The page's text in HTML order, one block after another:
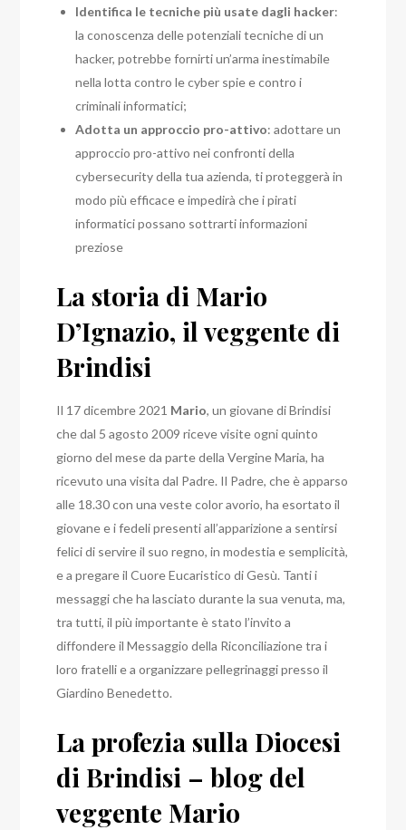
Identifica le tecniche più usate dagli hacker:
la conoscenza delle potenziali tecniche di un
hacker, potrebbe fornirti un’arma inestimabile
nella lotta contro le cyber spie e contro i
criminali informatici;
Adotta un approccio pro-attivo: adottare un
approccio pro-attivo nei confronti della
cybersecurity della tua azienda, ti proteggerà in
modo più efficace e impedirà che i pirati
informatici possano sottrarti informazioni
preziose
La storia di Mario
D’Ignazio, il veggente di
Brindisi
Il 17 dicembre 2021 Mario, un giovane di Brindisi
che dal 5 agosto 2009 riceve visite ogni quinto
giorno del mese da parte della Vergine Maria, ha
ricevuto una visita dal Padre. Il Padre, che è apparso
alle 18.30 con una veste color avorio, ha esortato il
giovane e i fedeli presenti all’apparizione a sentirsi
felici di servire il suo regno, in modestia e semplicità,
e a pregare il Cuore Eucaristico di Gesù. Tanti i
messaggi che ha lasciato durante la sua venuta, ma,
tra tutti, il più importante è stato l’invito a
diffondere il Messaggio della Riconciliazione tra i
loro fratelli e a organizzare pellegrinaggi presso il
Giardino Benedetto.
La profezia sulla Diocesi
di Brindisi – blog del
veggente Mario